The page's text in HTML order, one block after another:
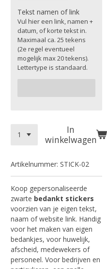
Tekst namen of link
Vul hier een link, namen +
datum, of korte tekst in.
Maximaal ca. 25 tekens
(2e regel eventueel
mogelijk max 20 tekens).
Lettertype is standaard.
In
winkelwagen
Artikelnummer: STICK-02
Koop gepersonaliseerde
zwarte bedankt stickers
voorzien van je eigen tekst,
naam of website link. Handig
voor het maken van eigen
bedankjes, voor huwelijk,
afscheid, medewekers of
personeel. Voor bedrijven en